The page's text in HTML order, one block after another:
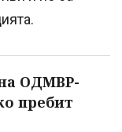
ОДМВР-
пребит